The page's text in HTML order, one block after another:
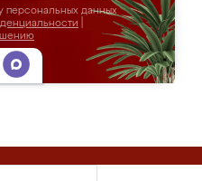
персональных данных